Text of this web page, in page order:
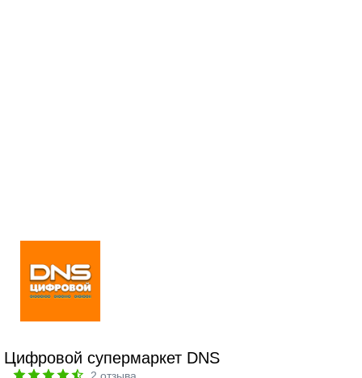
Цифровой супермаркет DNS